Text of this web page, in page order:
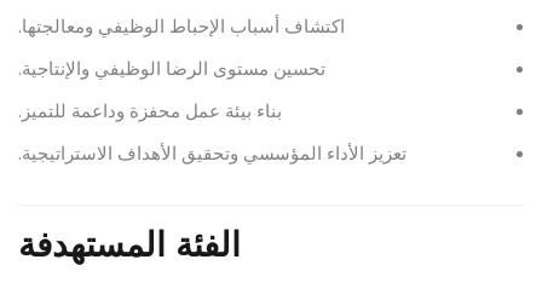
اكتشاف أسباب الإحباط الوظيفي ومعالجتها.
تحسين مستوى الرضا الوظيفي والإنتاجية.
بناء بيئة عمل محفزة وداعمة للتميز.
تعزيز الأداء المؤسسي وتحقيق الأهداف الاستراتيجية.
الفئة المستهدفة